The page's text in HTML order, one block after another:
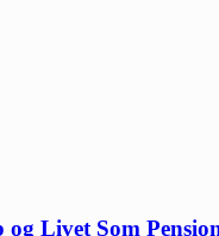
Livet Som